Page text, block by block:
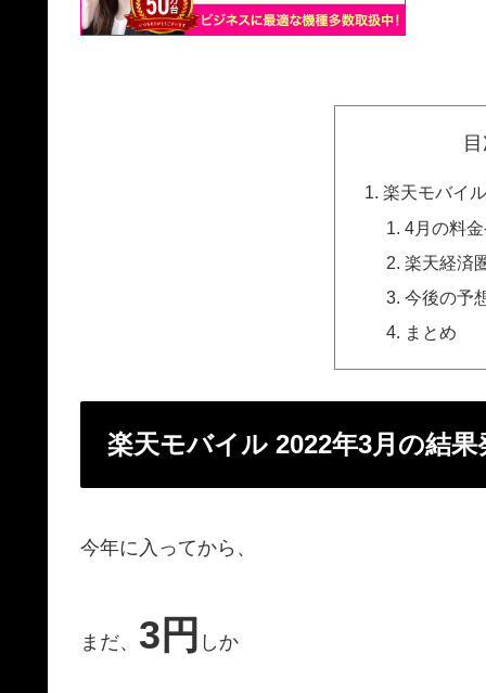
楽天モバイ
4月の料
楽天経済
今後の予
まとめ
楽天モバイル 2022年3月の結果
今年に入ってから、
まだ、 3円 しか